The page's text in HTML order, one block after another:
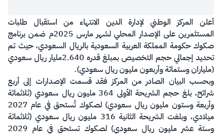
​أعلن المركز الوطني لإدارة الدين الانتهاء من استقبال طلبات
المستثمرين على الإصدار المحلي لشهر مارس 2025م ضمن برنامج
صكوك حكومة المملكة العربية السعودية بالريال السعودي، حيث تم
تحديد إجمالي حجم التخصيص بمبلغ قدره 2.640مليار ريال سعودي
(ملياران وستمائة وأربعون مليون ريال سعودي).
وبحسب البيان الصادر من المركز فقد قسمت الإصدارات إلى أربع
شرائح، بلغ حجم الشريحة الأولى 364 مليون ريال سعودي (ثلاثمائة
وأربعة وستون مليون ريال سعودي) لصكوك تُستحق في عام 2027
ميلادي، وبلغت الشريحة الثانية 316 مليون ريال سعودي (ثلاثمائة
وستة عشر مليون ريال سعودي) لصكوك تستحق في عام 2029